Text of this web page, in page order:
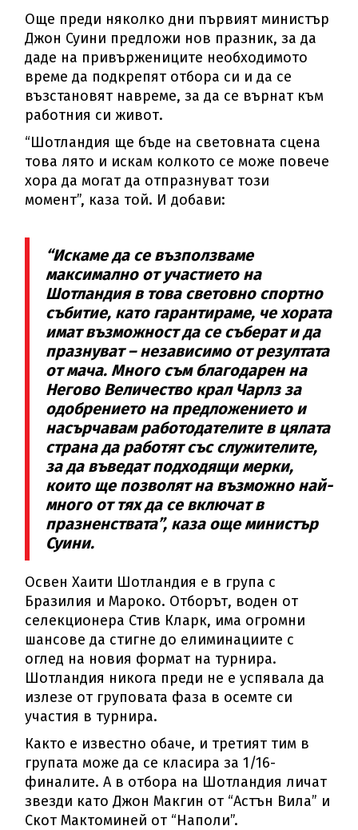
Още преди няколко дни първият министър
Джон Суини предложи нов празник, за да
даде на привържениците необходимото
време да подкрепят отбора си и да се
възстановят навреме, за да се върнат към
работния си живот.
“Шотландия ще бъде на световната сцена
това лято и искам колкото се може повече
хора да могат да отпразнуват този
момент”, каза той. И добави:
“Искаме да се възползваме
максимално от участието на
Шотландия в това световно спортно
събитие, като гарантираме, че хората
имат възможност да се съберат и да
празнуват – независимо от резултата
от мача. Много съм благодарен на
Негово Величество крал Чарлз за
одобрението на предложението и
насърчавам работодателите в цялата
страна да работят със служителите,
за да въведат подходящи мерки,
които ще позволят на възможно най-
много от тях да се включат в
празненствата”, каза още министър
Суини.
Освен Хаити Шотландия е в група с
Бразилия и Мароко. Отборът, воден от
селекционера Стив Кларк, има огромни
шансове да стигне до елиминациите с
оглед на новия формат на турнира.
Шотландия никога преди не е успявала да
излезе от груповата фаза в осемте си
участия в турнира.
Както е известно обаче, и третият тим в
групата може да се класира за 1/16-
финалите. А в отбора на Шотландия личат
звезди като Джон Макгин от “Астън Вила” и
Скот Мактоминей от “Наполи”.